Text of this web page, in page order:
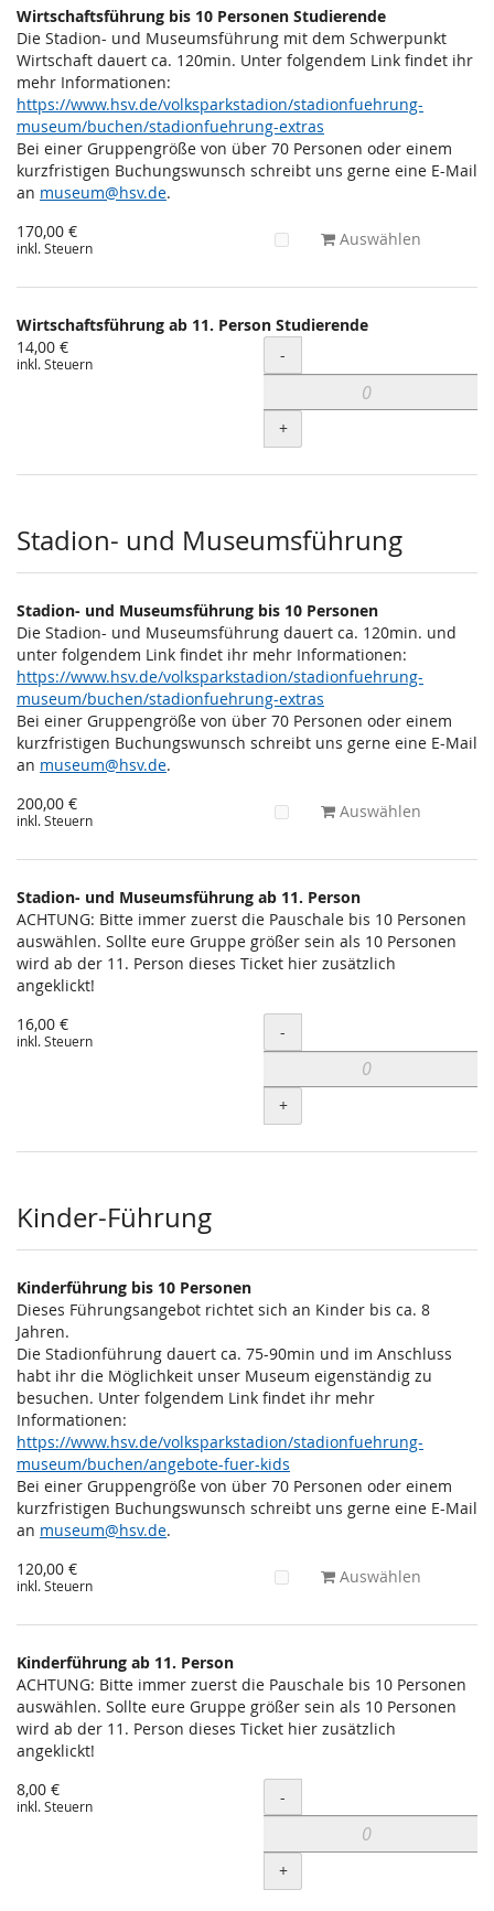
Wirtschaftsführung bis 10 Personen Studierende
Die Stadion- und Museumsführung mit dem Schwerpunkt
Wirtschaft dauert ca. 120min. Unter folgendem Link findet ihr
mehr Informationen:
https://www.hsv.de/volksparkstadion/stadionfuehrung-
museum/buchen/stadionfuehrung-extras
Bei einer Gruppengröße von über 70 Personen oder einem
kurzfristigen Buchungswunsch schreibt uns gerne eine E-Mail
an museum@hsv.de.
170,00 €
inkl. Steuern Auswählen
Wirtschaftsführung ab 11. Person Studierende
14,00 €
inkl. Steuern Menge
-
+
Stadion- und Museumsführung
Stadion- und Museumsführung bis 10 Personen
Die Stadion- und Museumsführung dauert ca. 120min. und
unter folgendem Link findet ihr mehr Informationen:
https://www.hsv.de/volksparkstadion/stadionfuehrung-
museum/buchen/stadionfuehrung-extras
Bei einer Gruppengröße von über 70 Personen oder einem
kurzfristigen Buchungswunsch schreibt uns gerne eine E-Mail
an museum@hsv.de.
200,00 €
inkl. Steuern Auswählen
Stadion- und Museumsführung ab 11. Person
ACHTUNG: Bitte immer zuerst die Pauschale bis 10 Personen
auswählen. Sollte eure Gruppe größer sein als 10 Personen
wird ab der 11. Person dieses Ticket hier zusätzlich
angeklickt!
16,00 €
inkl. Steuern Menge
-
+
Kinder-Führung
Kinderführung bis 10 Personen
Dieses Führungsangebot richtet sich an Kinder bis ca. 8
Jahren.
Die Stadionführung dauert ca. 75-90min und im Anschluss
habt ihr die Möglichkeit unser Museum eigenständig zu
besuchen. Unter folgendem Link findet ihr mehr
Informationen:
https://www.hsv.de/volksparkstadion/stadionfuehrung-
museum/buchen/angebote-fuer-kids
Bei einer Gruppengröße von über 70 Personen oder einem
kurzfristigen Buchungswunsch schreibt uns gerne eine E-Mail
an museum@hsv.de.
120,00 €
inkl. Steuern Auswählen
Kinderführung ab 11. Person
ACHTUNG: Bitte immer zuerst die Pauschale bis 10 Personen
auswählen. Sollte eure Gruppe größer sein als 10 Personen
wird ab der 11. Person dieses Ticket hier zusätzlich
angeklickt!
8,00 €
inkl. Steuern Menge
-
+